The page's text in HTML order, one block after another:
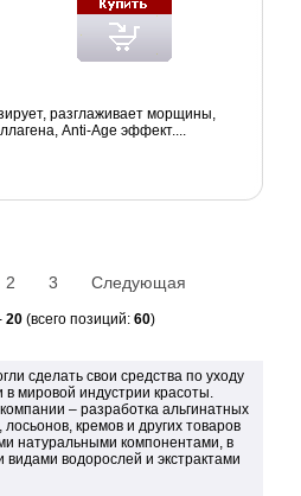
разглаживает морщины,
Anti-Age эффект....
2 3 Следующая
20(всего позиций: 60)
сделать свои средства по уходу
мировой индустрии красоты.
– разработка альгинатных
кремов и других товаров
натуральными компонентами, в
водорослей и экстрактами